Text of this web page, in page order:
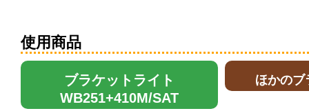
使用商品
ブラケットライト
WB251+410M/SAT
ほかのブ